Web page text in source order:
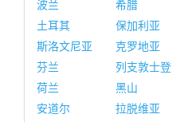
波兰
希腊
土耳其
保加利亚
斯洛文尼亚
克罗地亚
芬兰
列支敦士登
荷兰
黑山
安道尔
拉脱维亚